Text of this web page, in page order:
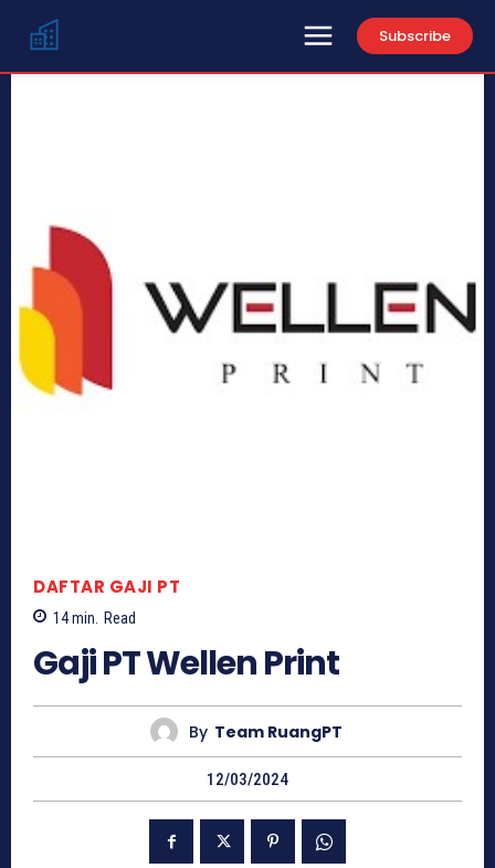
Subscribe
DAFTAR GAJI PT
14min. Read
Gaji PT Wellen Print
By Team RuangPT
12/03/2024